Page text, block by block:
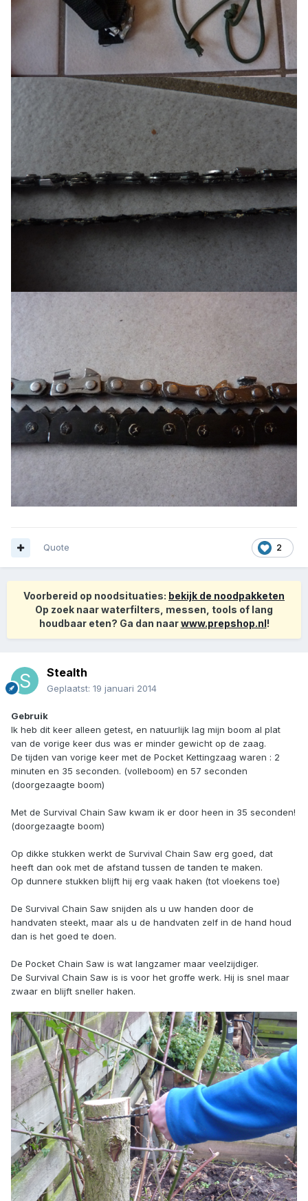
2
Quote
Voorbereid op noodsituaties: bekijk de noodpakketen
Op zoek naar waterfilters, messen, tools of lang
houdbaar eten? Ga dan naarwww.prepshop.nl!
Stealth
Geplaatst: 19 januari 2014
Gebruik
Ik heb dit keer alleen getest, en natuurlijk lag mijn boom al plat
van de vorige keer dus was er minder gewicht op de zaag.
De tijden van vorige keer met de Pocket Kettingzaag waren : 2
minuten en 35 seconden. (volleboom) en 57 seconden
(doorgezaagte boom)
Met de Survival Chain Saw kwam ik er door heen in 35 seconden!
(doorgezaagte boom)
Op dikke stukken werkt de Survival Chain Saw erg goed, dat
heeft dan ook met de afstand tussen de tanden te maken.
Op dunnere stukken blijft hij erg vaak haken (tot vloekens toe)
De Survival Chain Saw snijden als u uw handen door de
handvaten steekt, maar als u de handvaten zelf in de hand houd
dan is het goed te doen.
De Pocket Chain Saw is wat langzamer maar veelzijdiger.
De Survival Chain Saw is is voor het groffe werk. Hij is snel maar
zwaar en blijft sneller haken.